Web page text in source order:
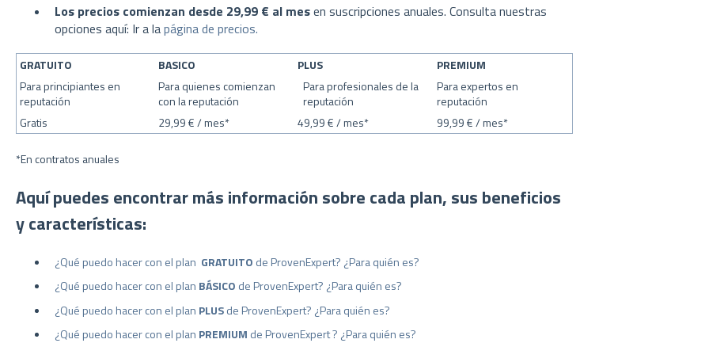
Los precios comienzan desde 29,99 € al mesen suscripciones anuales. Consulta nuestras
opciones aquí: Ir a lapágina de precios.
GRATUITO BASICO PLUS
PREMIUM
Para principiantes en
reputación
Para quienes comienzan
con la reputación
Para profesionales de la
reputación
Para expertos en
reputación
Gratis
29,99 € / mes* 49,99 € / mes* 99,99 € / mes*
*En contratos anuales
Aquí puedes encontrar más información sobre cada plan, sus beneficios
y características:
¿Qué puedo hacer con el plan GRATUITO de ProvenExpert? ¿Para quién es?
¿Qué puedo hacer con el plan BÁSICO de ProvenExpert? ¿Para quién es?
¿Qué puedo hacer con el plan PLUSde ProvenExpert? ¿Para quién es?
¿Qué puedo hacer con el plan PREMIUM de ProvenExpert ? ¿Para quién es?